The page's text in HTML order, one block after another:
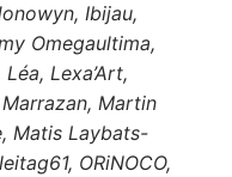
Ibijau,
Omegaultima,
Lexa’Art,
Martin
Matis Laybats-
ORiNOCO,